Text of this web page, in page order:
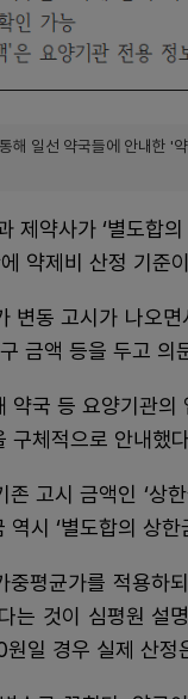
해 일선 약국들에 안내한 '
제약사가 ‘별도합
약제비 산정 기준
변동 고시가 나오
금액 등을 두고 의
약국 등 요양기관
구체적으로 안내했
존 고시 금액인 ‘상
시 ‘별도합의 상한
평균가를 적용하
는 것이 심평원
일 경우 실제 산